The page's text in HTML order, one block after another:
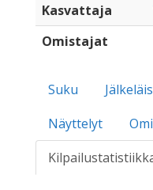
Kasvattaja
Omistajat
Suku
Näyttelyt